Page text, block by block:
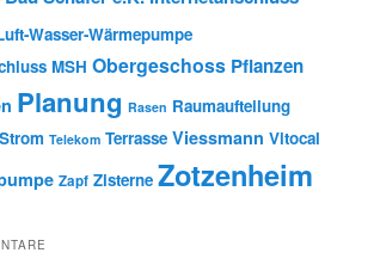
Wasser-Wärmepumpe
MSH Obergeschoss Pflanzen
Planung Rasen Raumaufteilung
Strom Telekom Terrasse Viessmann Vitocal
Zapf Zisterne Zotzenheim